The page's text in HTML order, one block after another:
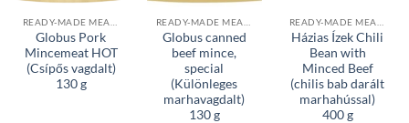
READY-MADE MEALS & PATES
Globus Pork
Mincemeat HOT
(Csípős vagdalt)
130 g
READY-MADE MEALS & PATES
Globus canned
beef mince,
special
(Különleges
marhavagdalt)
130 g
READY-MADE MEALS & PATES
Házias Ízek Chili
Bean with
Minced Beef
(chilis bab darált
marhahússal)
400 g